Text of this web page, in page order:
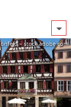
– stock.adobe.com